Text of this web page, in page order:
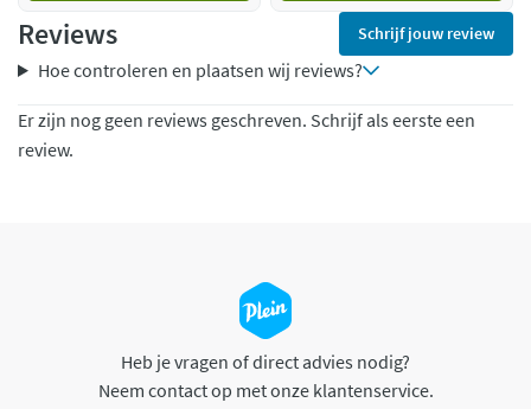
Reviews Schrijf jouw review
Hoe controleren en plaatsen wij reviews?
Er zijn nog geen reviews geschreven. Schrijf als eerste een
review.
Heb je vragen of direct advies nodig?
Neem contact op met onze klantenservice.